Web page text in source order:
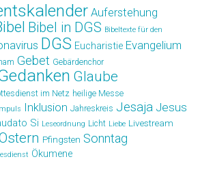
Auferstehung
Bibel in DGS Bibeltexte für den
DGS Eucharistie Evangelium
Gebet Gebärdenchor
Glaube
im Netz heilige Messe
Inklusion Jahreskreis Jesaja Jesus
Si Leseordnung Licht Liebe Livestream
Pfingsten Sonntag
Ökumene